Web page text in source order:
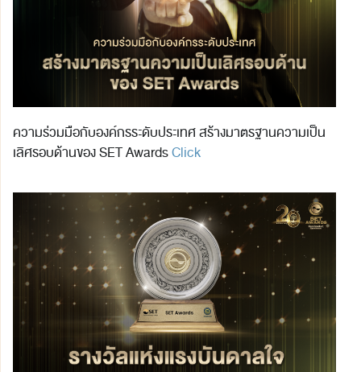
ความร่วมมือกับองค์กรระดับประเทศ สร้างมาตรฐานความเป็น
เลิศรอบด้านของ SET AwardsClick